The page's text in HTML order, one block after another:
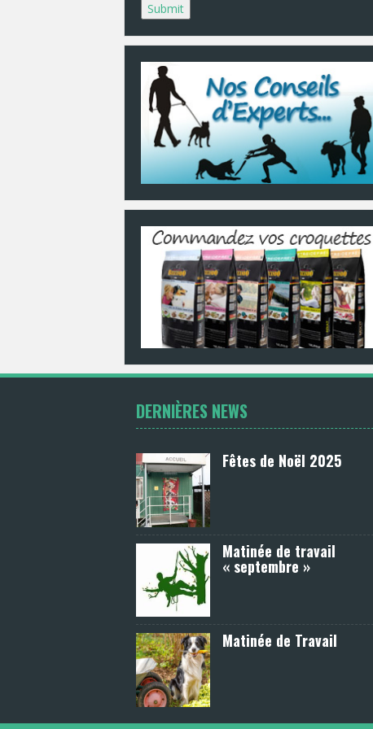
DERNIÈRES NEWS
Fêtes de Noël 2025
Matinée de travail
« septembre »
Matinée de Travail